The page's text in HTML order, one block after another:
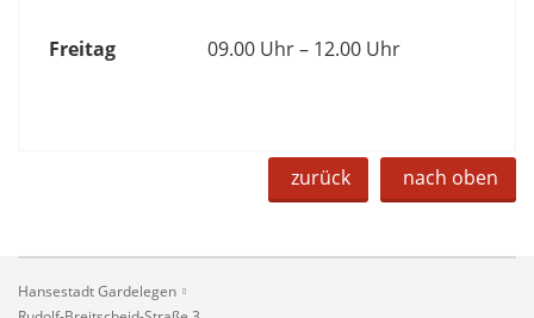
Freitag 09.00 Uhr – 12.00 Uhr
zurück nach oben
Hansestadt Gardelegen